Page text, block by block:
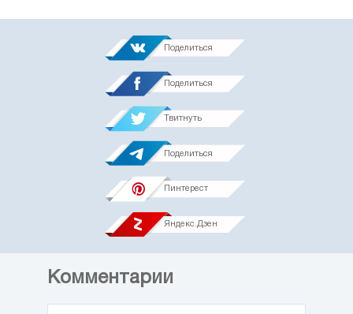
Поделиться
Поделиться
Твитнуть
Поделиться
Пинтерест
Яндекс.Дзен
Комментарии